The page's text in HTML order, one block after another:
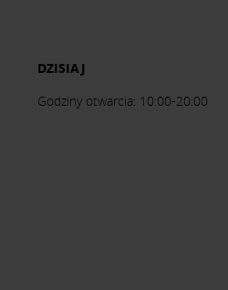
DZISIAJ
Godziny otwarcia: 10:00-20:00